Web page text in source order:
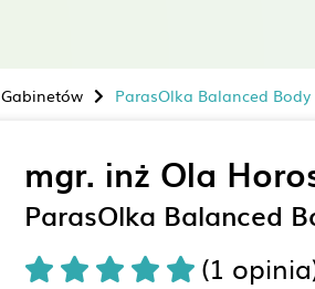
ParasOlka Balanced Body
mgr. inż Ola
ParasOlka Balanced
(1